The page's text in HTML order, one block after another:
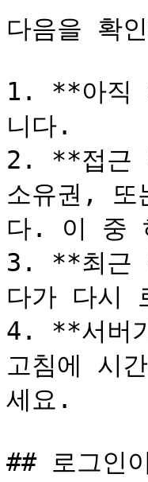
다음을 확
1. **아직
니다.
2. **접근
소유권, 또
다. 이 중
3. **최근
다가 다시
4. **서버
고침에 시
세요.
## 로그인